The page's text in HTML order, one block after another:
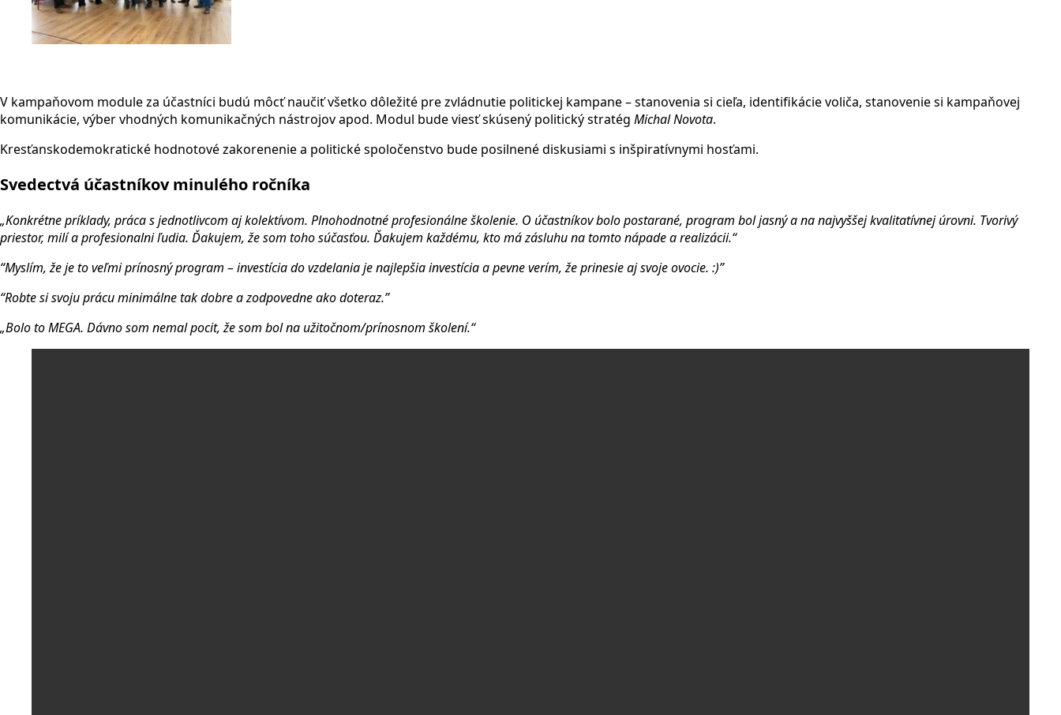
V kampaňovom module za účastníci budú môcť naučiť všetko dôležité pre zvládnutie politickej kampane – stanovenia si cieľa, identifikácie voliča, stanovenie si kampaňovej
komunikácie, výber vhodných komunikačných nástrojov apod. Modul bude viesť skúsený politický stratég Michal Novota.
Kresťanskodemokratické hodnotové zakorenenie a politické spoločenstvo bude posilnené diskusiami s inšpiratívnymi hosťami.
Svedectvá účastníkov minulého ročníka
„Konkrétne príklady, práca s jednotlivcom aj kolektívom. Plnohodnotné profesionálne školenie. O účastníkov bolo postarané, program bol jasný a na najvyššej kvalitatívnej úrovni. Tvorivý
priestor, milí a profesionalni ľudia. Ďakujem, že som toho súčasťou. Ďakujem každému, kto má zásluhu na tomto nápade a realizácii.“
“Myslím, že je to veľmi prínosný program – investícia do vzdelania je najlepšia investícia a pevne verím, že prinesie aj svoje ovocie. :)”
“Robte si svoju prácu minimálne tak dobre a zodpovedne ako doteraz.”
„Bolo to MEGA. Dávno som nemal pocit, že som bol na užitočnom/prínosnom školení.“